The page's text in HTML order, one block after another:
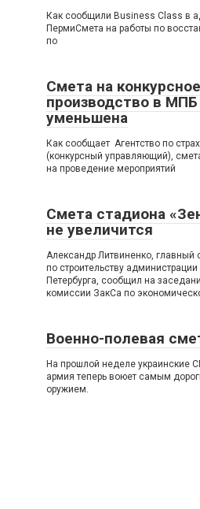
Как сообщили Business Class в
ПермиСмета на работы по
по
Смета на конкурсное
производство в МПБ
уменьшена
Как сообщает Агентство по
(конкурсный управляющий),
на проведение мероприятий
Смета стадиона
не увеличится
Александр Литвиненко, главный
по строительству администрации
Петербурга, сообщил на
комиссии ЗакСа по
Военно-полевая
На прошлой неделе украинские
армия теперь воюет самым
оружием.